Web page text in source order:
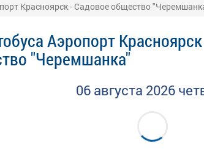
Красноярск - Садовое общество
Аэропорт
"Черемшанка"
06 августа 2026